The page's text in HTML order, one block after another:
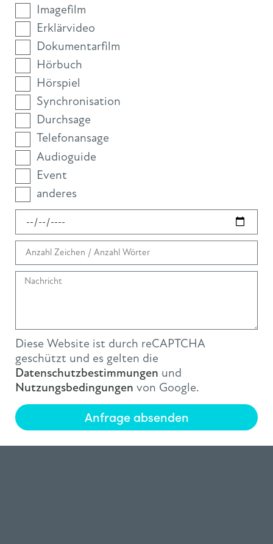
Imagefilm
Erklärvideo
Dokumentarfilm
Hörbuch
Hörspiel
Synchronisation
Durchsage
Telefonansage
Audioguide
Event
anderes
Diese Website ist durch reCAPTCHA
geschützt und es gelten die
Datenschutzbestimmungen und
Nutzungsbedingungen von Google.
Anfrage absenden